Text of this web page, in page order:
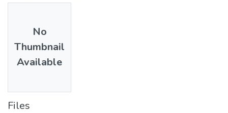
No
Thumbnail
Available
Files